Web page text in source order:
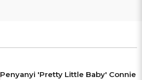
Penyanyi 'Pretty Little Baby' Connie